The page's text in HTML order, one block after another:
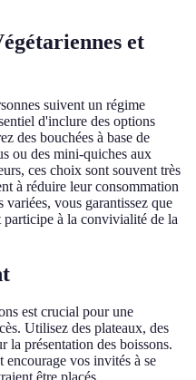
et
suivent un régime
d'inclure des options
des bouchées à base de
ou des mini-quiches aux
ces choix sont souvent très
à réduire leur consommation
vous garantissez que
à la convivialité de la
est crucial pour une
Utilisez des plateaux, des
la présentation des boissons.
vos invités à se